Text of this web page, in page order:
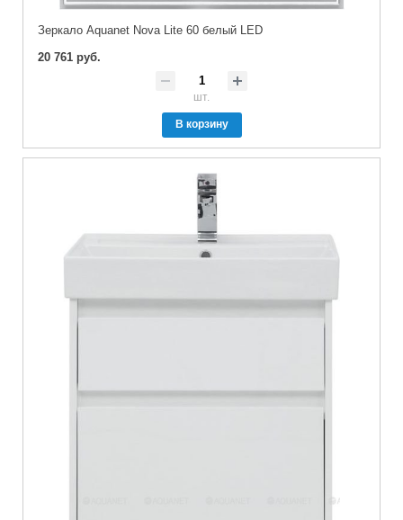
Зеркало Aquanet Nova Lite 60 белый LED
20 761 руб.
шт.
В корзину